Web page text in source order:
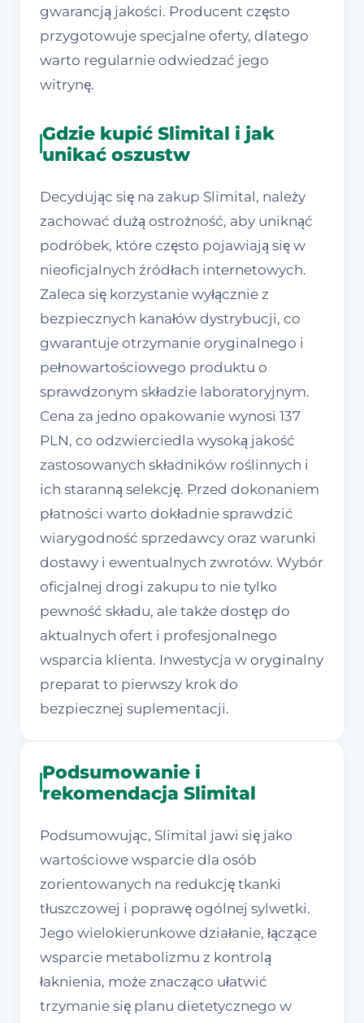
gwarancją jakości. Producent często
przygotowuje specjalne oferty, dlatego
warto regularnie odwiedzać jego
witrynę.
Gdzie kupić Slimital i jak
unikać oszustw
Decydując się na zakup Slimital, należy
zachować dużą ostrożność, aby uniknąć
podróbek, które często pojawiają się w
nieoficjalnych źródłach internetowych.
Zaleca się korzystanie wyłącznie z
bezpiecznych kanałów dystrybucji, co
gwarantuje otrzymanie oryginalnego i
pełnowartościowego produktu o
sprawdzonym składzie laboratoryjnym.
Cena za jedno opakowanie wynosi 137
PLN, co odzwierciedla wysoką jakość
zastosowanych składników roślinnych i
ich staranną selekcję. Przed dokonaniem
płatności warto dokładnie sprawdzić
wiarygodność sprzedawcy oraz warunki
dostawy i ewentualnych zwrotów. Wybór
oficjalnej drogi zakupu to nie tylko
pewność składu, ale także dostęp do
aktualnych ofert i profesjonalnego
wsparcia klienta. Inwestycja w oryginalny
preparat to pierwszy krok do
bezpiecznej suplementacji.
Podsumowanie i
rekomendacja Slimital
Podsumowując, Slimital jawi się jako
wartościowe wsparcie dla osób
zorientowanych na redukcję tkanki
tłuszczowej i poprawę ogólnej sylwetki.
Jego wielokierunkowe działanie, łączące
wsparcie metabolizmu z kontrolą
łaknienia, może znacząco ułatwić
trzymanie się planu dietetycznego w